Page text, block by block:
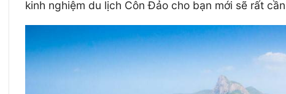
kinh nghiệm du lịch Côn Đảo cho bạn mới sẽ rất